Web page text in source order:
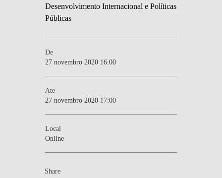
De
27 novembro 2020 16:00
Ate
27 novembro 2020 17:00
Local
Online
Share